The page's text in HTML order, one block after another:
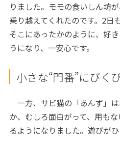
りました。モモの食いしん坊
乗り越えてくれたのです。2日
そこにあったかのように、好
うになり、一安心です。
小さな“門番”にびく
一方、サビ猫の「あんず」
か、むしろ面白がって、用も
るようになりました。遊びがひ